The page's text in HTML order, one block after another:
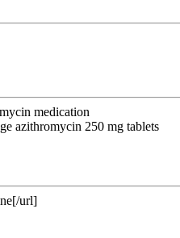
medication
azithromycin 250 mg tablets
url]